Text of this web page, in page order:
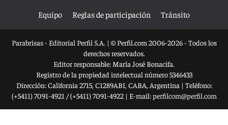
Equipo
Reglas de participación Tránsito
Parabrisas - Editorial Perfil S.A. | © Perfil.com 2006-2026 - Todos los
derechos reservados.
Editor responsable: María José Bonacifa.
Registro de la propiedad intelectual número 5346433
Dirección:California 2715, C1289ABI, CABA, Argentina | Teléfono:
(+5411) 7091-4921 /(+5411) 7091-4922| E-mail:perfilcom@perfil.com